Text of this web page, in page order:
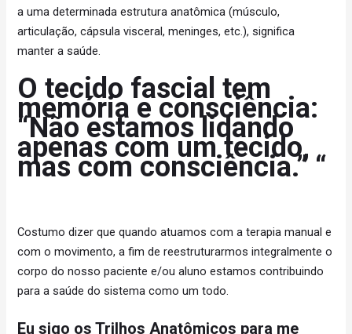
a uma determinada estrutura anatômica (músculo,
articulação, cápsula visceral, meninges, etc.), significa
manter a saúde.
O tecido fascial tem
memória e consciência:
“Não estamos lidando
apenas com um tecido,
mas com consciência.” “
Costumo dizer que quando atuamos com a terapia manual e
com o movimento, a fim de reestruturarmos integralmente o
corpo do nosso paciente e/ou aluno estamos contribuindo
para a saúde do sistema como um todo.
Eu sigo os Trilhos Anatômicos para me